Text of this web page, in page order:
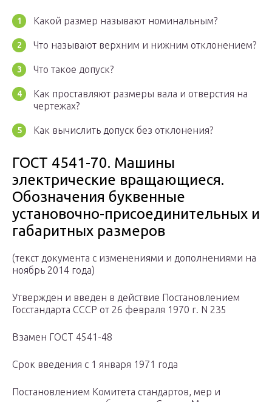
Какой размер называют номинальным?
Что называют верхним и нижним отклонением?
Что такое допуск?
Как проставляют размеры вала и отверстия на
чертежах?
Как вычислить допуск без отклонения?
ГОСТ 4541-70. Машины
электрические вращающиеся.
Обозначения буквенные
установочно-присоединительных и
габаритных размеров
(текст документа с изменениями и дополнениями на
ноябрь 2014 года)
Утвержден и введен в действие Постановлением
Госстандарта СССР от 26 февраля 1970 г. N 235
Взамен ГОСТ 4541-48
Срок введения с 1 января 1971 года
Постановлением Комитета стандартов, мер и